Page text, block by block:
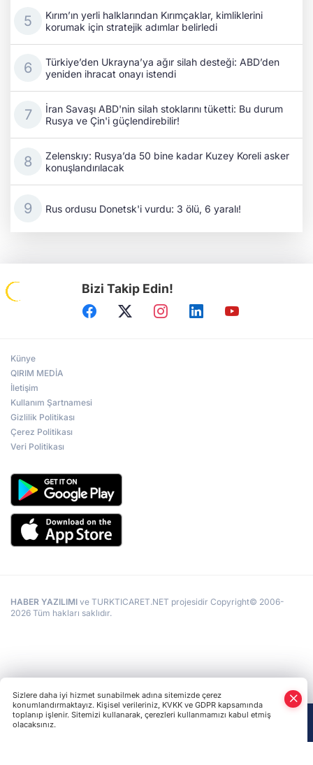
Kırım’ın yerli halklarından Kırımçaklar, kimliklerini
korumak için stratejik adımlar belirledi
Türkiye’den Ukrayna’ya ağır silah desteği: ABD’den
yeniden ihracat onayı istendi
İran Savaşı ABD'nin silah stoklarını tüketti: Bu durum
Rusya ve Çin'i güçlendirebilir!
Zelenskıy: Rusya’da 50 bine kadar Kuzey Koreli asker
konuşlandırılacak
Rus ordusu Donetsk'i vurdu: 3 ölü, 6 yaralı!
Bizi Takip Edin!
Künye
QIRIM MEDİA
İletişim
Kullanım Şartnamesi
Gizlilik Politikası
Çerez Politikası
Veri Politikası
HABER YAZILIMI ve TURKTICARET.NET projesidir Copyright© 2006-
2026 Tüm hakları saklıdır.
Sizlere daha iyi hizmet sunabilmek adına sitemizde çerez
konumlandırmaktayız. Kişisel verileriniz, KVKK ve GDPR kapsamında
toplanıp işlenir. Sitemizi kullanarak, çerezleri kullanmamızı kabul etmiş
olacaksınız.